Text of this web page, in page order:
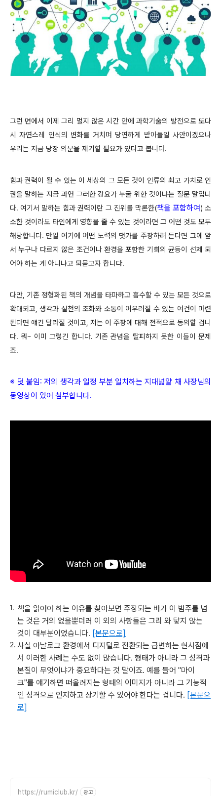
그런 면에서 이제 그리 멀지 않은 시간 안에 과학기술의 발전으로 또다
시 자연스레 인식의 변화를 거치며 당연하게 받아들일 사안이겠으나
우리는 지금 당장 의문을 제기할 필요가 있다고 봅니다.
힘과 권력이 될 수 있는 이 세상의 그 모든 것이 인류의 최고 가치로 인
권을 말하는 지금 과연 그러한 강요가 누굴 위한 것이냐는 질문 말입니
다. 여기서 말하는 힘과 권력이란 그 진위를 막론한(책을 포함하여)소
소한 것이라도 타인에게 영향을 줄 수 있는 것이라면 그 어떤 것도 모두
해당합니다. 만일 여기에 어떤 노력의 댓가를 주장하려 든다면 그에 앞
서 누구나 다르지 않은 조건이나 환경을 포함한 기회의 균등이 선제 되
어야 하는 게 아니냐고 되묻고자 합니다.
다만, 기존 정형화된 책의 개념을 타파하고 흡수할 수 있는 모든 것으로
확대되고, 생각과 실천의 조화와 소통이 어우러질 수 있는 여건이 마련
된다면 얘긴 달라질 것이고, 저는 이 주장에 대해 전적으로 동의할 겁니
다. 뭐~ 이미 그렇긴 합니다. 기존 관념을 탈피하지 못한 이들이 문제
죠.
※ 덧 붙임:저의 생각과 일정 부분 일치하는 지대넓얕 채 사장님의
동영상이 있어 첨부합니다.
책을 읽어야 하는 이유를 찾아보면 주장되는 바가 이 범주를 넘
는 것은 거의 없을뿐더러 이 외의 사항들은 그리 와 닿지 않는
것이 대부분이었습니다. [본문으로]
사실 아날로그 환경에서 디지털로 전환되는 급변하는 현시점에
서 이러한 사례는 수도 없이 많습니다. 형태가 아니라 그 성격과
본질이 무엇이냐가 중요하다는 것 말이죠. 예를 들어 "마이
크"를 얘기하면 떠올려지는 형태의 이미지가 아니라 그 기능적
인 성격으로 인지하고 상기할 수 있어야 한다는 겁니다. [본문으
로]
https://rumiclub.kr/ 광고